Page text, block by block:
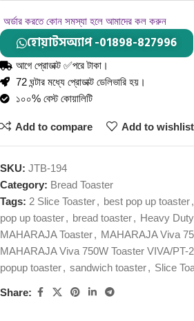
অর্ডার করতে কোন সমস্যা হলে আমাদের কল করুন
হোয়াটসঅ্যাপ -01898-827996
আগে প্রোডাক্ট ✅পরে টাকা।
72 ঘন্টার মধ্যে প্রোডাক্ট ডেলিভারি হয়।
১০০% বেস্ট কোয়ালিটি
Add to compare Add to wishlist
SKU: JTB-194
Category: Bread Toaster
Tags: 2 Slice Toaster, best pop up toaster,
pop up toaster, bread toaster, Heavy
MAHARAJA Toaster, MAHARAJA Viva
MAHARAJA Viva 750W Toaster VIVA/PT-
popup toaster, sandwich toaster, Slice
Share: